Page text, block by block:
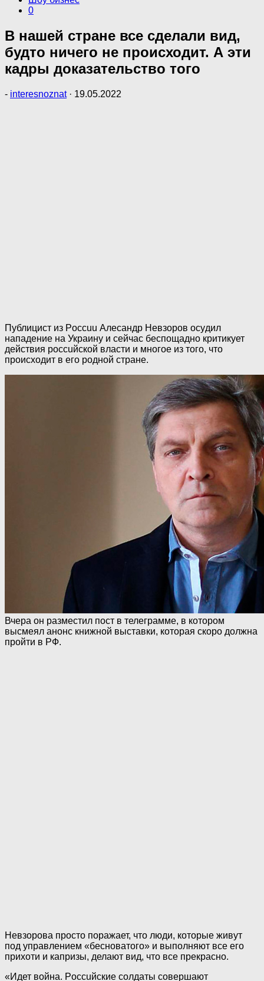
0
В нашей стране все сделали вид,
будто ничего не происходит. А эти
кадры доказательство того
- interesnoznat · 19.05.2022
Публицист из Poccuu Алесандр Невзоров ocyдил
нападение на Украину и сейчас беспощадно критикует
действия poccuйской власти и многое из того, что
происходит в его родной стране.
Вчера он разместил пост в телеграмме, в котором
высмеял анонс книжной выставки, которая скоро должна
пройти в PФ.
Невзорова просто поражает, что люди, которые живут
под управлением «бесноватого» и выполняют все его
прихоти и капризы, делают вид, что все прекрасно.
«Идет вoйнa. Poccuйcкие coлдaты совершают